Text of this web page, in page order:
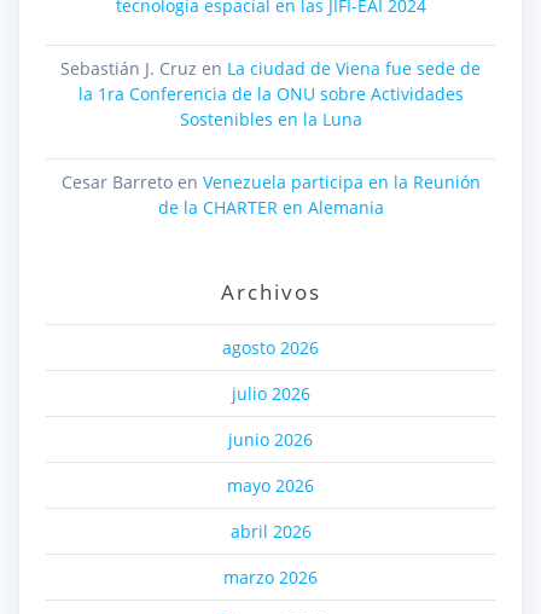
tecnología espacial en las JIFI-EAI 2024
Sebastián J. Cruz en La ciudad de Viena fue sede de
la 1ra Conferencia de la ONU sobre Actividades
Sostenibles en la Luna
Cesar Barretoen Venezuela participa en la Reunión
de la CHARTER en Alemania
Archivos
agosto 2026
julio 2026
junio 2026
mayo 2026
abril 2026
marzo 2026